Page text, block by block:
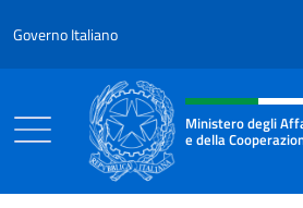
Governo Italiano
Intestazione sito,
Ministero degli
e della